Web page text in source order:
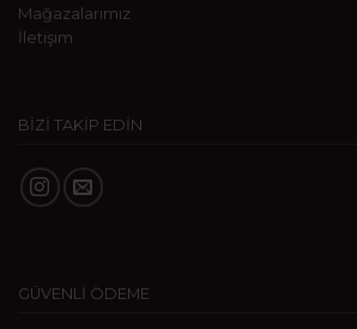
Mağazalarımız
İletişim
BİZİ TAKİP EDİN
GÜVENLİ ÖDEME